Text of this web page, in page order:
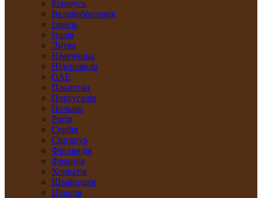
Білорусь
Великобританія
Ізраїль
Італія
Литва
Німеччина
Нідерлянди
ОАЕ
Пакистан
Португалія
Польща
Росія
Сербія
Сінґапур
Фінляндія
Франція
Хорватія
Швайцарія
Швеція